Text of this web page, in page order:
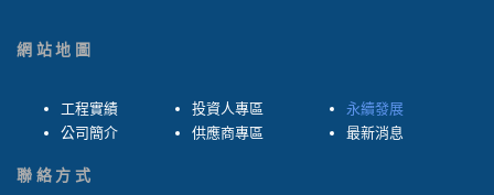
網站地圖
工程實績
公司簡介
投資人專區
供應商專區
永續發展
最新消息
聯絡方式